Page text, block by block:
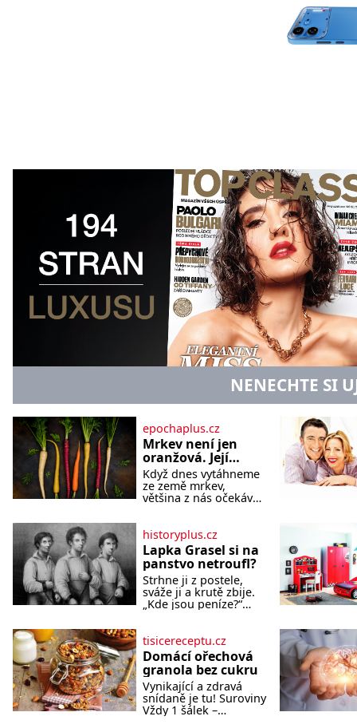
NENECHTE SI
epochaplus.cz
Mrkev není jen
oranžová. Její
neuvěřitelný
příběh začíná
fialovou barvou
Když dnes vytáhneme
ze země mrkev,
většina z nás očekává
historie je mrkev
všechno možné, jen
ne oranžová. Je
fialová, žlutá, bílá,
někdy dokonce téměř
černá. Až díky stovkám
let pečlivého šlechtění
zahradu ani
nedokážeme
představit. Její příběh
je
historyplus.cz
Lapka Grasel si na
panstvo netroufl?
Strhne ji z postele,
sváže ji a krutě zbije.
„Kde jsou peníze?“
Když mu to neprozradí
– ostatně ani nemůže,
protože žádné nemá,
spokojí se lupič s
několika měďáky a
štůčky látky. Zraněná
žena pár dní nato
tisicereceptu.cz
Domácí ořechová
granola bez cukru
Vynikající a zdravá
snídaně je tu! Suroviny
Vždy 1 šálek –